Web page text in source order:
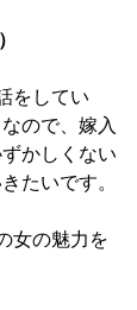
をしてい
ので、嫁入
かしくない
たいです。
女の魅力を